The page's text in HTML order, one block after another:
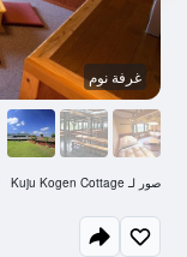
غرفة نوم
صور لـ Kuju Kogen Cottage